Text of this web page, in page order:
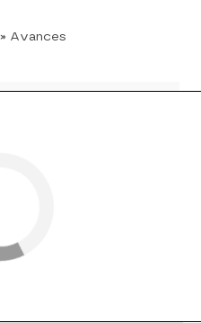
» Avances